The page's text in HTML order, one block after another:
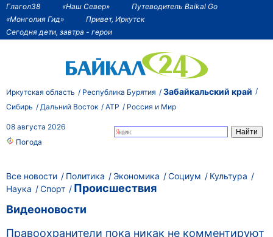
Глагол38 «Наш Север»
Путеводитель Baikal Go
«Монголия Гид»
Привет, Иркутск
Сегодня дети, завтра - герои
Иркутская область Республика Бурятия Забайкальский край
Сибирь Дальний Восток АТР Россия и Мир
08 августа 2026
Погода
Все новости Политика Экономика Социум
Культура
Наука
Спорт
Происшествия
Видеоновости
Правоохранители пока никак не комментируют